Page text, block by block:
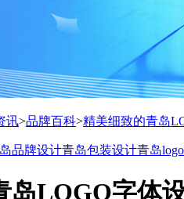
讯>品牌百科>精美细致的青岛
品牌设计青岛包装设计青岛
岛LOGO字体